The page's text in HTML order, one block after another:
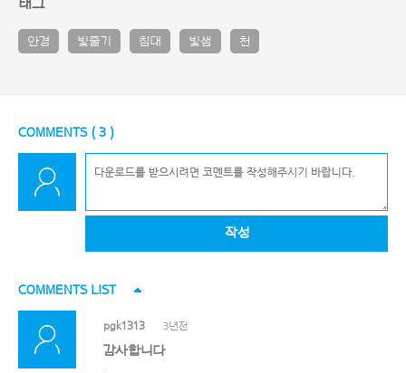
태그
안경 빛줄기 침대 빛샘 천
COMMENTS ( 3 )
작성
COMMENTS LIST
pgk1313 3년전
감사합니다